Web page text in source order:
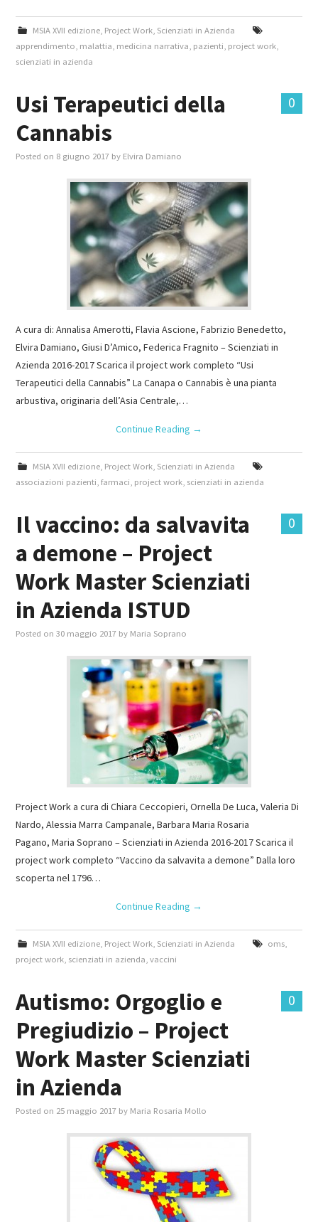
MSIA XVII edizione, Project Work, Scienziati in Azienda
apprendimento malattia medicina narrativa pazienti project work
scienziati in azienda
0
Usi Terapeutici della
Cannabis
Posted on 8 giugno 2017 by Elvira Damiano
A cura di: Annalisa Amerotti, Flavia Ascione, Fabrizio Benedetto,
Elvira Damiano, Giusi D’Amico, Federica Fragnito – Scienziati in
Azienda 2016-2017 Scarica il project work completo “Usi
Terapeutici della Cannabis” La Canapa o Cannabis è una pianta
arbustiva, originaria dell’Asia Centrale,…
Continue Reading →
MSIA XVII edizione, Project Work, Scienziati in Azienda
associazioni pazienti ,farmaci project work scienziati in azienda
0
Il vaccino: da salvavita
a demone – Project
Work Master Scienziati
in Azienda ISTUD
Posted on30 maggio 2017 by Maria Soprano
Project Work a cura di Chiara Ceccopieri, Ornella De Luca, Valeria Di
Nardo, Alessia Marra Campanale, Barbara Maria Rosaria
Pagano, Maria Soprano – Scienziati in Azienda 2016-2017 Scarica il
project work completo “Vaccino da salvavita a demone” Dalla loro
scoperta nel 1796…
Continue Reading →
MSIA XVII edizione, Project Work, Scienziati in Azienda oms,
project work scienziati in azienda ,vaccini
0
Autismo: Orgoglio e
Pregiudizio – Project
Work Master Scienziati
in Azienda
Posted on 25 maggio 2017 by Maria Rosaria Mollo